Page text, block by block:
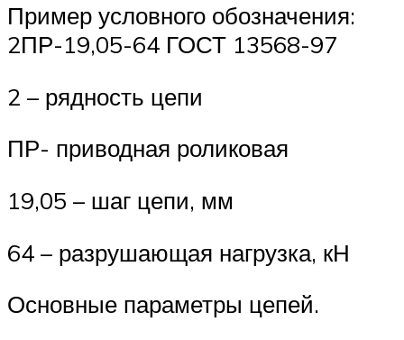
Пример условного обозначения:
2ПР-19,05-64 ГОСТ 13568-97
2 – рядность цепи
ПР- приводная роликовая
19,05 – шаг цепи, мм
64 – разрушающая нагрузка, кН
Основные параметры цепей.